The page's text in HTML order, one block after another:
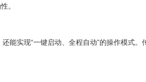
。
能实现“一键启动、全程自动”的操作模式